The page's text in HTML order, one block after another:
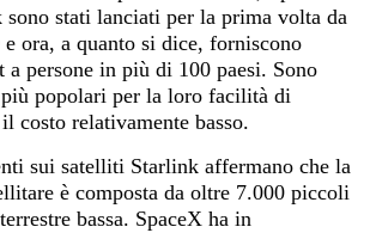
stati lanciati per la prima volta da
e ora, a quanto si dice, forniscono
a persone in più di 100 paesi. Sono
popolari per la loro facilità di
costo relativamente basso.
sui satelliti Starlink affermano che la
è composta da oltre 7.000 piccoli
bassa. SpaceX ha in